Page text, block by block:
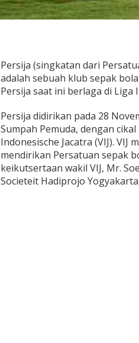
Persija (singkatan dari
adalah sebuah klub sepak
Persija saat ini berlaga di Liga
Persija didirikan pada 28
Sumpah Pemuda, dengan
Indonesische Jacatra (VIJ).
mendirikan Persatuan sepak
keikutsertaan wakil VIJ, Mr.
Societeit Hadiprojo